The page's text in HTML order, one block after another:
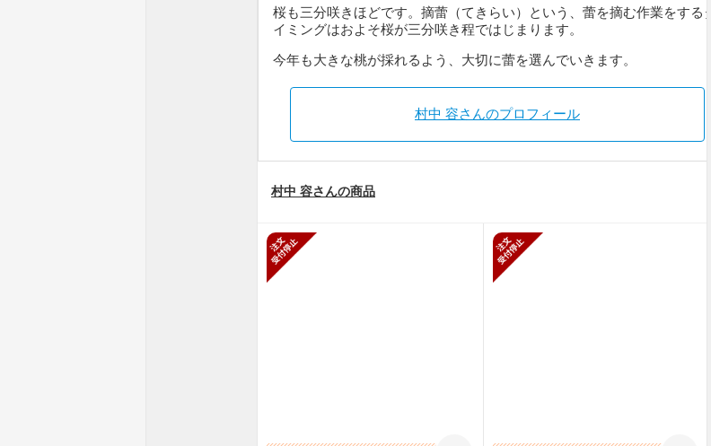
桜も三分咲きほどです。摘蕾（てきらい）という、蕾を摘む作業をするタ
イミングはおよそ桜が三分咲き程ではじまります。
今年も大きな桃が採れるよう、大切に蕾を選んでいきます。
村中 容さんのプロフィール
村中 容さんの商品